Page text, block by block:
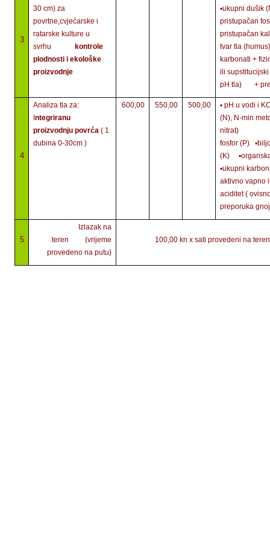
3
30 cm) za
povrtne,cvjećarske i
ratarske kulture u
svrhu
kontrole
plodnosti i ekološke
proizvodnje
▪ukupni
pristupačan
pristupačan
tvar tla
karbonati +
ili
pH tla) +
4
Analiza tla za:
Integriranu
proizvodnju povrća( 1
dubina 0-30cm )
600,00 550,00 500,00
▪ pH u
(N), N-min
nitrat)
fosfor (P)
(K)
▪ukupni
aktivno vapno
aciditet (
preporuka
5
Izlazak na
teren (vrijeme
provedeno na putu)
100,00 kn x sati provedeni na